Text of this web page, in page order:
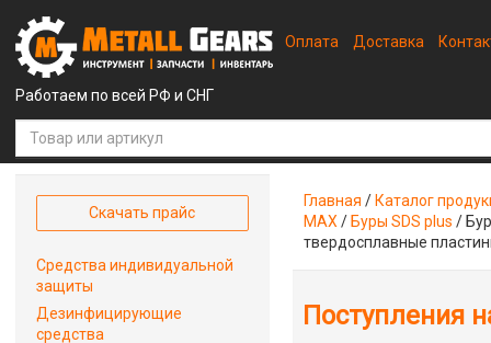
Работаем по всей РФ и СНГ
Оплата Доставка
Главная / Каталог
MAX / Буры SDS plus /
твердосплавные
Поступления
Скачать прайс
Средства индивидуальной
защиты
Дезинфицирующие
средства